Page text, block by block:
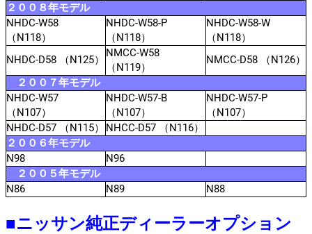
２００８年モデル
NHDC-W58
（N118）
NHDC-W58-P
（N118）
NHDC-W58-W
（N118）
NHDC-D58 （N125）
NMCC-W58
（N119）
NMCC-D58 （N126）
２００７年モデル
NHDC-W57
（N107）
NHDC-W57-B
（N107）
NHDC-W57-P
（N107）
NHDC-D57 （N115）
NHCC-D57 （N116）
２００６年モデル
N98
N96
２００５年モデル
N86
N89 N88
■ニッサン純正ディーラーオプション